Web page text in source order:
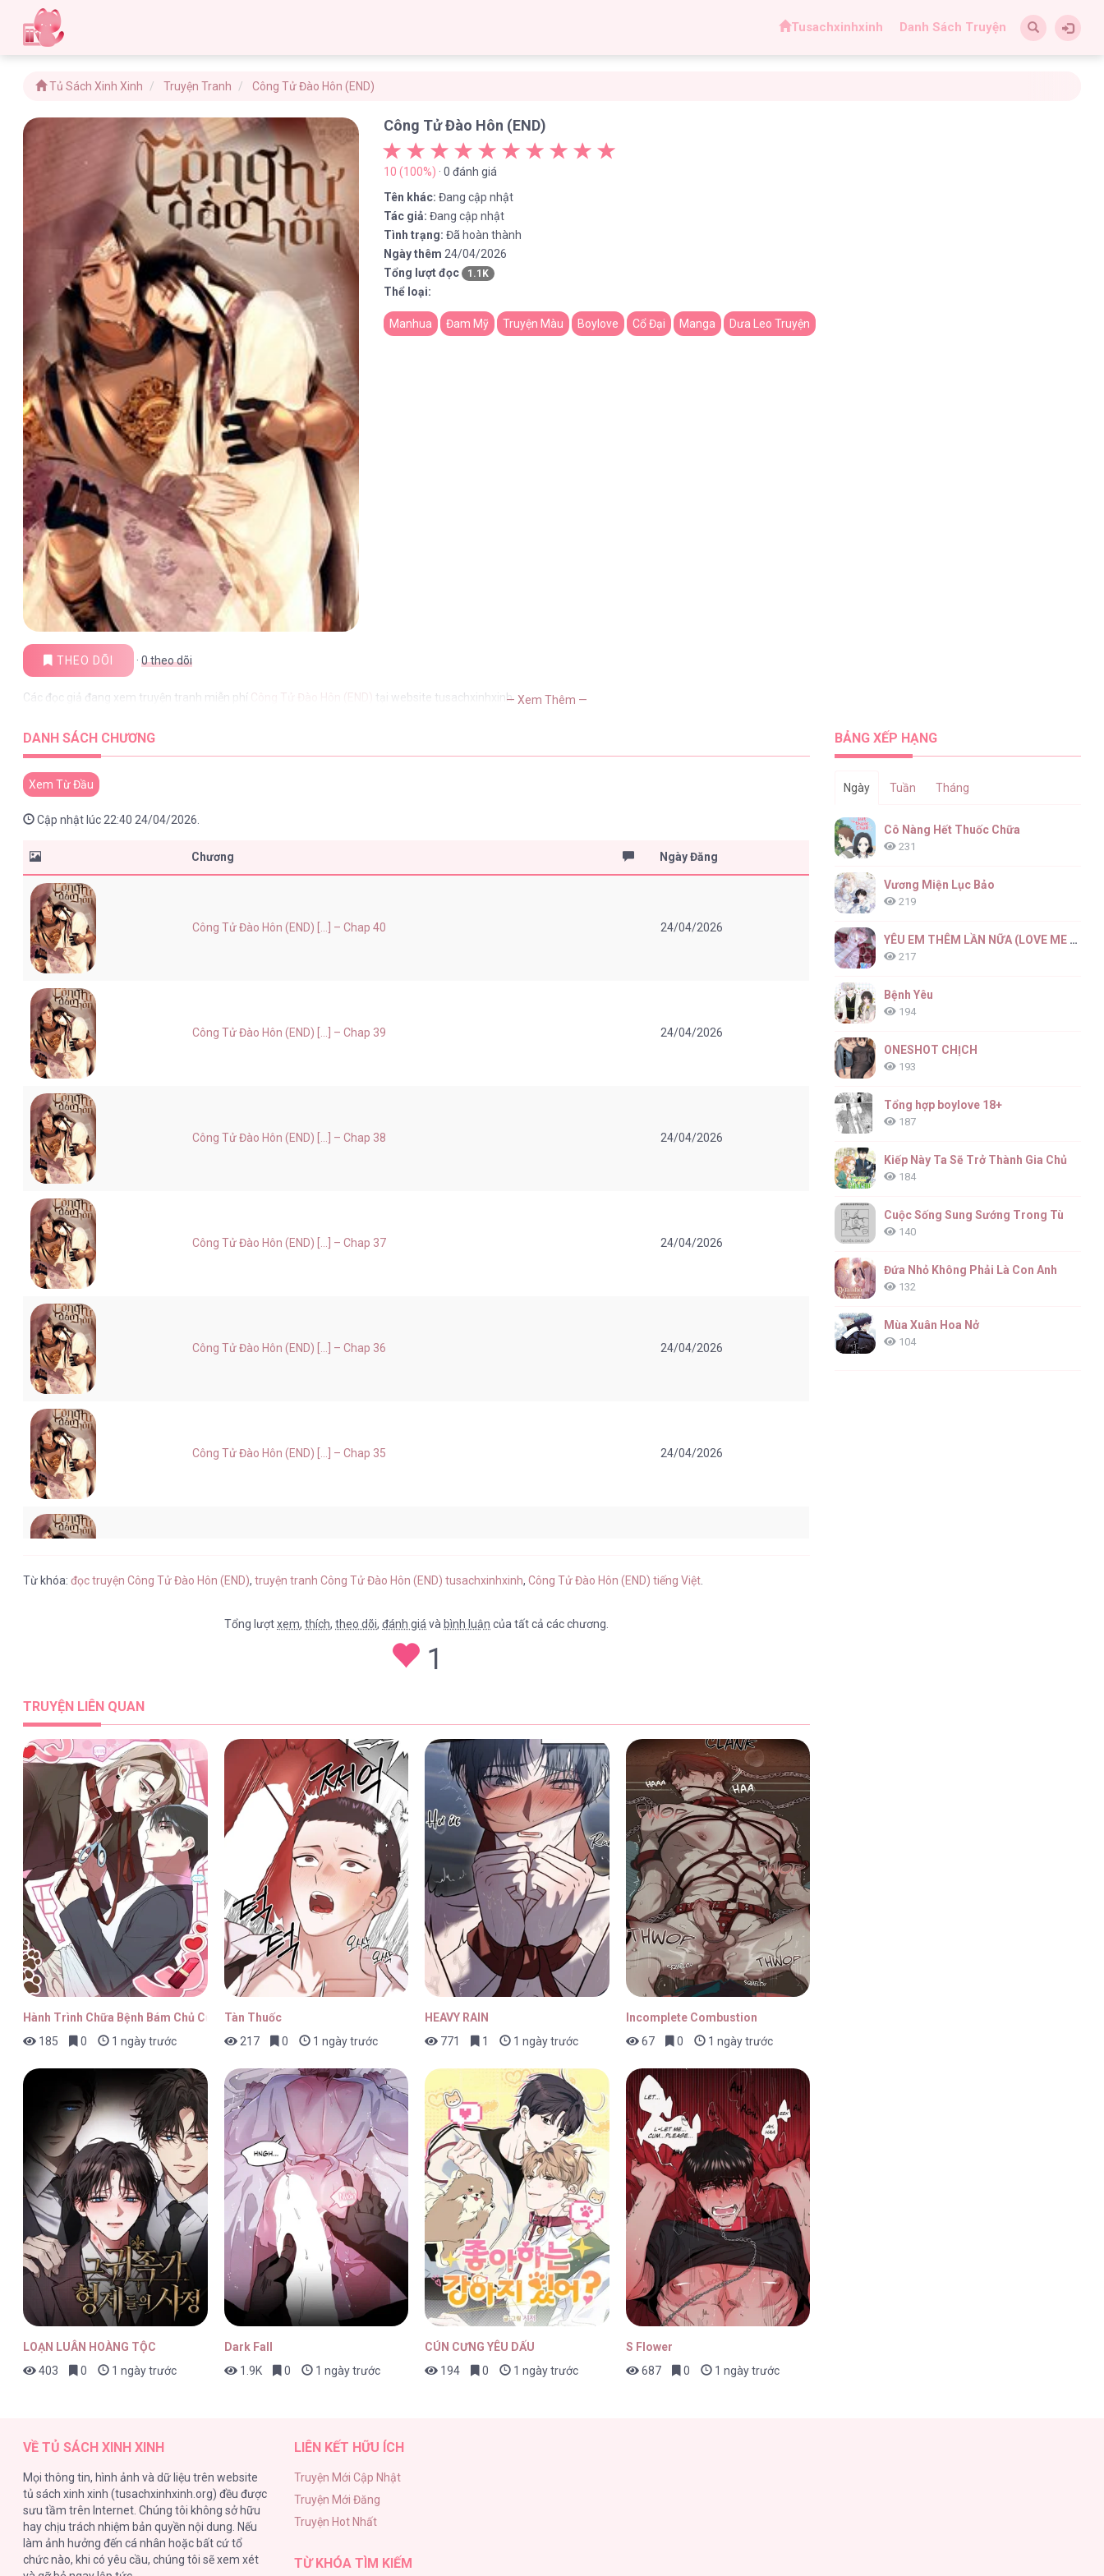
Tusachxinhxinh Danh Sách Truyện
Tủ Sách Xinh Xinh Truyện Tranh Công Tử Đào Hôn (END)
Công Tử Đào Hôn (END)
10 (100%) · 0 đánh giá
Tên khác: Đang cập nhật
Tác giả: Đang cập nhật
Tình trạng: Đã hoàn thành
Ngày thêm 24/04/2026
Tổng lượt đọc
1.1K
Thể loại:
Manhua Đam Mỹ Truyện Màu Boylove Cổ Đại Manga Dưa Leo Truyện
THEO DÕI ·0theo dõi
Các đọc giả đang xem truyện tranh miễn phí Công Tử Đào Hôn (END) tại website tusachxinhxinh— Xem Thêm —
DANH SÁCH CHƯƠNG
Xem Từ Đầu
Cập nhật lúc 22:40 24/04/2026.
Chương Ngày Đăng
Công Tử Đào Hôn (END) [...] – Chap 40 24/04/2026
Công Tử Đào Hôn (END) [...] – Chap 39 24/04/2026
Công Tử Đào Hôn (END) [...] – Chap 38 24/04/2026
Công Tử Đào Hôn (END) [...] – Chap 37 24/04/2026
Công Tử Đào Hôn (END) [...] – Chap 36 24/04/2026
Công Tử Đào Hôn (END) [...] – Chap 35 24/04/2026
Công Tử Đào Hôn (END) [...] – Chap 32 24/04/2026
Công Tử Đào Hôn (END) [...] – Chap 31 24/04/2026
Công Tử Đào Hôn (END) [...] – Chap 30 24/04/2026
Công Tử Đào Hôn (END) [...] – Chap 29 24/04/2026
Công Tử Đào Hôn (END) [...] – Chap 28 24/04/2026
Công Tử Đào Hôn (END) [...] – Chap 27 24/04/2026
Công Tử Đào Hôn (END) [...] – Chap 25
Từ khóa:đọc truyện Công Tử Đào Hôn (END),truyện tranh Công Tử Đào Hôn (END) tusachxinhxinh,Công Tử Đào Hôn (END) tiếng Việt
Tổng lượtxem,thích,theo dõi,đánh giá và bình luận của tất cả các chương.
1
TRUYỆN LIÊN QUAN
Hành Trình Chữa Bệnh Bám Chủ Của Cún Nhà Tôi
185
0 1 ngày trước
Tàn Thuốc
217
0 1 ngày trước
HEAVY RAIN
771
1 1 ngày trước
Incomplete Combustion
67
0 1 ngày trước
LOẠN LUÂN HOÀNG TỘC
403
0 1 ngày trước
Dark Fall
1.9K
0 1 ngày trước
CÚN CƯNG YÊU DẤU
194
0 1 ngày trước
S Flower
687
0 1 ngày trước
BẢNG XẾP HẠNG
Ngày Tuần Tháng
Cô Nàng Hết Thuốc Chữa
231
Vương Miện Lục Bảo
219
YÊU EM THÊM LẦN NỮA (LOVE ME AGAIN)
217
Bệnh Yêu
194
ONESHOT CHỊCH
193
Tổng hợp boylove 18+
187
Kiếp Này Ta Sẽ Trở Thành Gia Chủ
184
Cuộc Sống Sung Sướng Trong Tù
140
Đứa Nhỏ Không Phải Là Con Anh
132
Mùa Xuân Hoa Nở
104
VỀ TỦ SÁCH XINH XINH
Mọi thông tin, hình ảnh và dữ liệu trên website
tủ sách xinh xinh (tusachxinhxinh.org) đều được
sưu tầm trên Internet. Chúng tôi không sở hữu
hay chịu trách nhiệm bản quyền nội dung. Nếu
làm ảnh hưởng đến cá nhân hoặc bất cứ tổ
chức nào, khi có yêu cầu, chúng tôi sẽ xem xét
LIÊN KẾT HỮU ÍCH
Truyện Mới Cập Nhật
Truyện Mới Đăng
Truyện Hot Nhất
TỪ KHÓA TÌM KIẾM